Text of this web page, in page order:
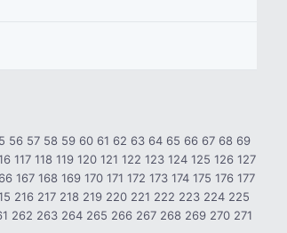
56 57 58 59 60 61 62 63 64 65 66 67 68 69
117 118 119 120 121 122 123 124 125 126 127
167 168 169 170 171 172 173 174 175 176 177
216 217 218 219 220 221 222 223 224 225
262 263 264 265 266 267 268 269 270 271